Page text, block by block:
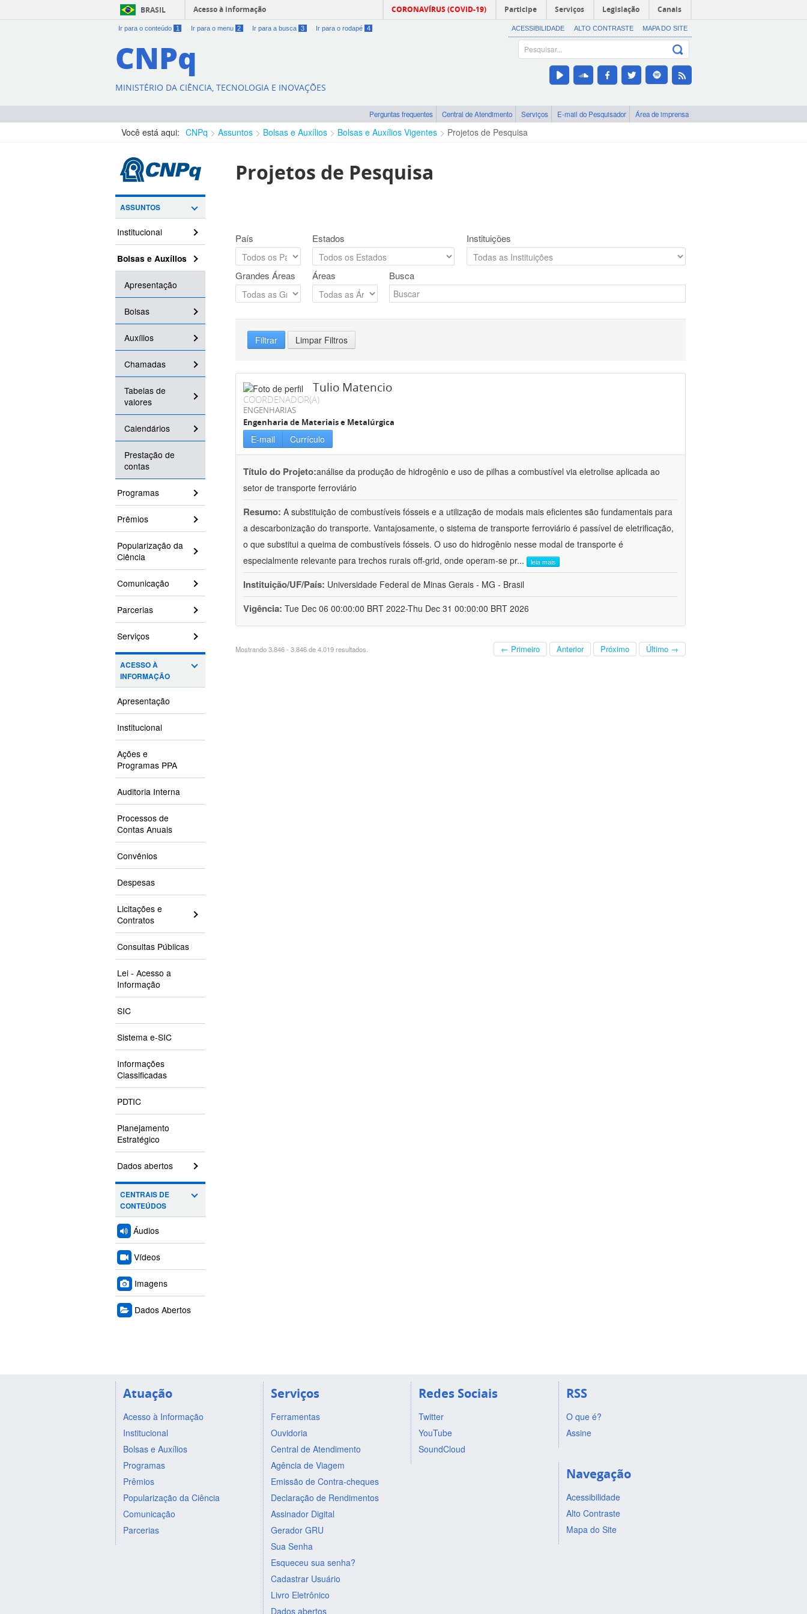
BRASIL Acesso à informação CORONAVÍRUS (COVID-19) Participe Serviços Legislação Canais
Ir para o conteúdo 1 Ir para o menu 2 Ir para a busca 3 Ir para o rodapé 4 ACESSIBILIDADE ALTO CONTRASTE MAPA DO SITE
CNPq
MINISTÉRIO DA CIÊNCIA, TECNOLOGIA E INOVAÇÕES
Perguntas frequentes Central de Atendimento Serviços E-mail do Pesquisador Área de imprensa
Você está aqui: CNPq Assuntos Bolsas e Auxílios Bolsas e Auxílios Vigentes Projetos de Pesquisa
ASSUNTOS
Institucional
Bolsas e Auxílios
Apresentação
Bolsas
Auxílios
Chamadas
Tabelas de
valores
Calendários
Prestação de
contas
Programas
Prêmios
Popularização da
Ciência
Comunicação
Parcerias
Serviços
ACESSO À
INFORMAÇÃO
Apresentação
Institucional
Ações e
Programas PPA
Auditoria Interna
Processos de
Contas Anuais
Convênios
Despesas
Licitações e
Contratos
Consultas Públicas
Lei - Acesso a
Informação
SIC
Sistema e-SIC
Informações
Classificadas
PDTIC
Planejamento
Estratégico
Dados abertos
CENTRAIS DE
CONTEÚDOS
Áudios
Vídeos
Imagens
Dados Abertos
Projetos de Pesquisa
País Estados Instituições
Grandes Áreas Áreas Busca
Filtrar Limpar Filtros
Tulio Matencio
COORDENADOR(A)
ENGENHARIAS
Engenharia de Materiais e Metalúrgica
E-mail Currículo
Título do Projeto:análise da produção de hidrogênio e uso de pilhas a combustível via eletrolise aplicada ao
setor de transporte ferroviário
Resumo: A substituição de combustíveis fósseis e a utilização de modais mais eficientes são fundamentais para
a descarbonização do transporte. Vantajosamente, o sistema de transporte ferroviário é passível de eletrificação,
o que substitui a queima de combustíveis fósseis. O uso do hidrogênio nesse modal de transporte é
especialmente relevante para trechos rurais off-grid, onde operam-se pr... leia mais
Instituição/UF/País: Universidade Federal de Minas Gerais - MG - Brasil
Vigência: Tue Dec 06 00:00:00 BRT 2022-Thu Dec 31 00:00:00 BRT 2026
Mostrando 3.846 - 3.846 de 4.019 resultados. ← Primeiro Anterior Próximo Último →
Atuação
Acesso à Informação
Institucional
Bolsas e Auxílios
Programas
Prêmios
Popularização da Ciência
Comunicação
Parcerias
Serviços
Ferramentas
Ouvidoria
Central de Atendimento
Agência de Viagem
Emissão de Contra-cheques
Declaração de Rendimentos
Assinador Digital
Gerador GRU
Sua Senha
Esqueceu sua senha?
Cadastrar Usuário
Livro Eletrônico
Dados abertos
Redes Sociais
Twitter
YouTube
SoundCloud
RSS
O que é?
Assine
Navegação
Acessibilidade
Alto Contraste
Mapa do Site